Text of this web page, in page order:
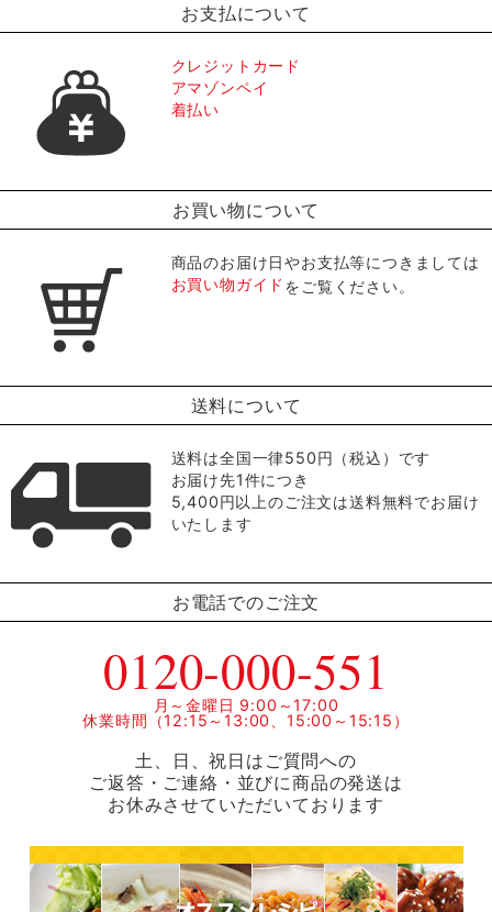
お支払について
クレジットカード
アマゾンペイ
着払い
お買い物について
商品のお届け日やお支払等につきましては
お買い物ガイド をご覧ください。
送料について
送料は全国一律550円（税込）です
お届け先1件につき
5,400円以上のご注文は送料無料でお届け
いたします
お電話でのご注文
0120-000-551
月～金曜日 9:00～17:00
休業時間（12:15～13:00、15:00～15:15）
土、日、祝日はご質問への
ご返答・ご連絡・並びに商品の発送は
お休みさせていただいております